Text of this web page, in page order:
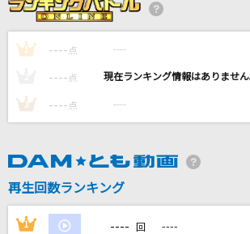
た愛]
小さな恋のうた
MONGOL800
1 ---- 点 ----
---- 点 ----
3 ---- 点 ----
再生回数ランキング
1 ---- 回 ----